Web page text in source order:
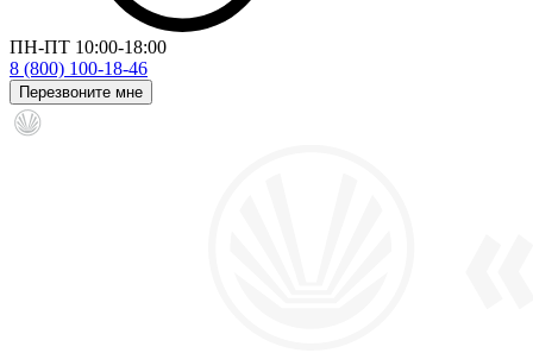
ПН-ПТ 10:00-18:00
8 (800) 100-18-46
Перезвоните мне